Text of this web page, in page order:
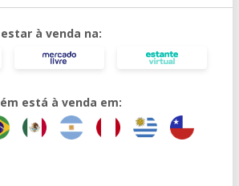
à venda na:
está à venda em: